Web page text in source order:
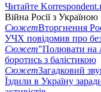
Читайте
Війна Росії з Україною
СюжетВторгнення
УЧХ повідомив про
Сюжет"Полювати на
боротись з балістикою
СюжетЗагадковий
Їздили в Україну